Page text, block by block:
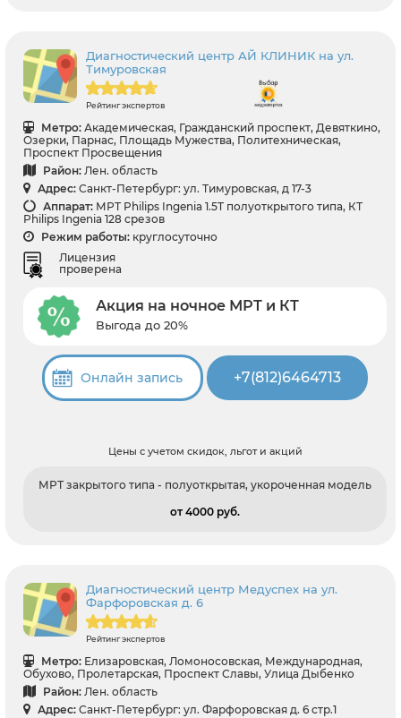
Диагностический центр АЙ КЛИНИК на ул.
Тимуровская
Рейтинг экспертов
Метро: Академическая, Гражданский проспект, Девяткино,
Озерки, Парнас, Площадь Мужества, Политехническая,
Проспект Просвещения
Район: Лен. область
Адрес: Санкт-Петербург: ул. Тимуровская, д 17-3
Аппарат: МРТ Philips Ingenia 1.5T полуоткрытого типа, КТ
Philips Ingenia 128 срезов
Режим работы: круглосуточно
Лицензия
проверена
Акция на ночное МРТ и КТ
Выгода до 20%
Онлайн запись +7(812)6464713
Цены с учетом скидок, льгот и акций
МРТ закрытого типа - полуоткрытая, укороченная модель
от 4000 pуб.
Диагностический центр Медуспех на ул.
Фарфоровская д. 6
Рейтинг экспертов
Метро: Елизаровская, Ломоносовская, Международная,
Обухово, Пролетарская, Проспект Славы, Улица Дыбенко
Район: Лен. область
Адрес: Санкт-Петербург: ул. Фарфоровская д. 6 стр.1